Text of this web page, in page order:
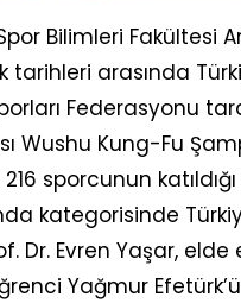
Bilimleri Fakültesi
tarihleri arasında
Federasyonu
Wushu Kung-Fu
sporcunun
kategorisinde
Dr. Evren Yaşar,
Yağmur